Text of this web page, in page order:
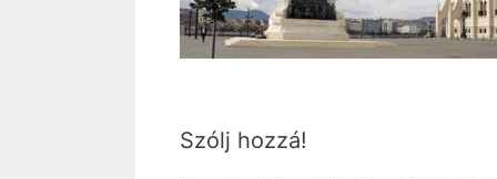
Szólj hozzá!